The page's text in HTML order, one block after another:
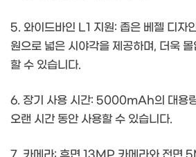
5. 와이드바인 L1 지원: 좁은 베젤 디자
원으로 넓은 시야각을 제공하며, 더욱
할 수 있습니다.
6. 장기 사용 시간: 5000mAh의 대용
오랜 시간 동안 사용할 수 있습니다.